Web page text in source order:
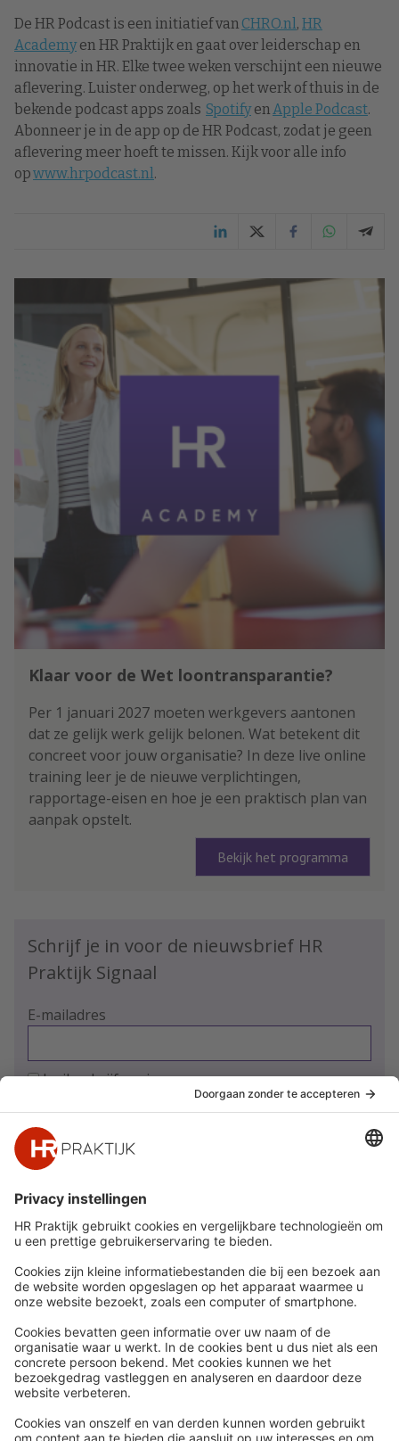
De HR Podcast is een initiatief van CHRO.nl , HR
Academyen HR Praktijk en gaat over leiderschap en
innovatie in HR. Elke twee weken verschijnt een nieuwe
aflevering. Luister onderweg, op het werk of thuis in de
bekende podcast apps zoals Spotifyen Apple Podcast.
Abonneer je in de app op de HR Podcast, zodat je geen
aflevering meer hoeft te missen. Kijk voor alle info
opwww.hrpodcast.nl .
Klaar voor de Wet loontransparantie?
Per 1 januari 2027 moeten werkgevers aantonen
dat ze gelijk werk gelijk belonen. Wat betekent dit
concreet voor jouw organisatie? In deze live online
training leer je de nieuwe verplichtingen,
rapportage-eisen en hoe je een praktisch plan van
aanpak opstelt.
Bekijk het programma
Schrijf je in voor de nieuwsbrief HR
Praktijk Signaal
E-mailadres
Ja, ik schrijf me in
Snel naar
Nieuws
Whitepapers
Webinars
Word lid
Contact
Meer
HR Academy
HR Podcast
CHRO
HR Day
Volg Ons